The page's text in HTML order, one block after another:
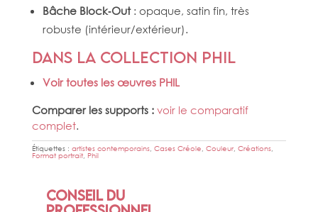
Bâche Block‑Out: opaque, satin fin, très
robuste (intérieur/extérieur).
Dans la collection PHIL
Voir toutes les œuvres PHIL
Comparer les supports : voir le comparatif
complet.
Étiquettes : artistes contemporains, Cases Créole, Couleur, Créations,
Format portrait, Phil
Conseil du